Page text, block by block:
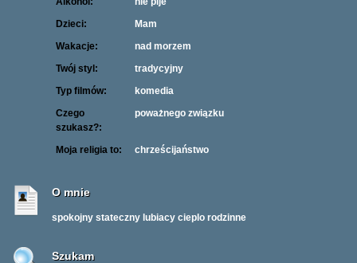
Dzieci:
Mam
Wakacje:
nad morzem
Twój styl:
tradycyjny
Typ filmów:
komedia
Czego
szukasz?:
poważnego związku
Moja religia to: chrześcijaństwo
O mnie
spokojny stateczny lubiacy cieplo rodzinne
Szukam